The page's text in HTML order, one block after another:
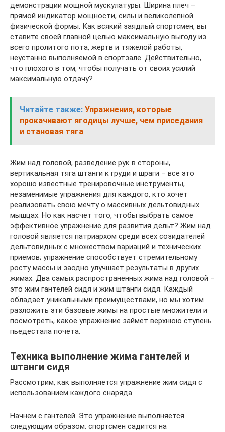
демонстрации мощной мускулатуры. Ширина плеч –
прямой индикатор мощности, силы и великолепной
физической формы. Как всякий заядлый спортсмен, вы
ставите своей главной целью максимальную выгоду из
всего пролитого пота, жертв и тяжелой работы,
неустанно выполняемой в спортзале. Действительно,
что плохого в том, чтобы получать от своих усилий
максимальную отдачу?
Читайте также: Упражнения, которые
прокачивают ягодицы лучше, чем приседания
и становая тяга
Жим над головой, разведение рук в стороны,
вертикальная тяга штанги к груди и шраги – все это
хорошо известные тренировочные инструменты,
незаменимые упражнения для каждого, кто хочет
реализовать свою мечту о массивных дельтовидных
мышцах. Но как насчет того, чтобы выбрать самое
эффективное упражнение для развития дельт? Жим над
головой является патриархом среди всех созидателей
дельтовидных с множеством вариаций и технических
приемов; упражнение способствует стремительному
росту массы и заодно улучшает результаты в других
жимах. Два самых распространенных жима над головой –
это жим гантелей сидя и жим штанги сидя. Каждый
обладает уникальными преимуществами, но мы хотим
разложить эти базовые жимы на простые множители и
посмотреть, какое упражнение займет верхнюю ступень
пьедестала почета.
Техника выполнение жима гантелей и
штанги сидя
Рассмотрим, как выполняется упражнение жим сидя с
использованием каждого снаряда.
Начнем с гантелей. Это упражнение выполняется
следующим образом: спортсмен садится на